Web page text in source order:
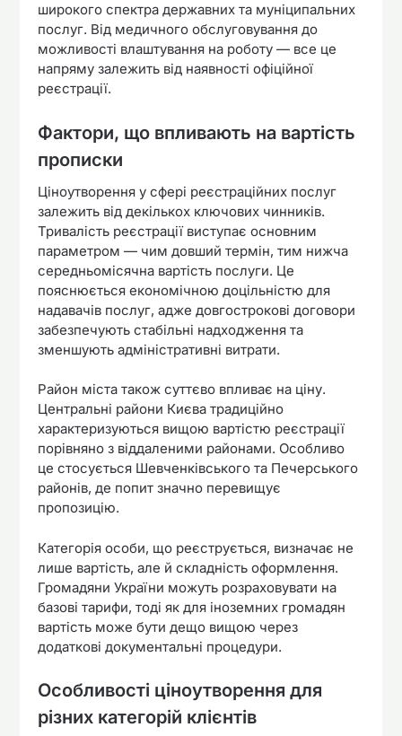
широкого спектра державних та муніципальних
послуг. Від медичного обслуговування до
можливості влаштування на роботу — все це
напряму залежить від наявності офіційної
реєстрації.
Фактори, що впливають на вартість
прописки
Ціноутворення у сфері реєстраційних послуг
залежить від декількох ключових чинників.
Тривалість реєстрації виступає основним
параметром — чим довший термін, тим нижча
середньомісячна вартість послуги. Це
пояснюється економічною доцільністю для
надавачів послуг, адже довгострокові договори
забезпечують стабільні надходження та
зменшують адміністративні витрати.
Район міста також суттєво впливає на ціну.
Центральні райони Києва традиційно
характеризуються вищою вартістю реєстрації
порівняно з віддаленими районами. Особливо
це стосується Шевченківського та Печерського
районів, де попит значно перевищує
пропозицію.
Категорія особи, що реєструється, визначає не
лише вартість, але й складність оформлення.
Громадяни України можуть розраховувати на
базові тарифи, тоді як для іноземних громадян
вартість може бути дещо вищою через
додаткові документальні процедури.
Особливості ціноутворення для
різних категорій клієнтів